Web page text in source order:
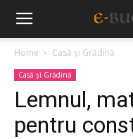
Home Casă și Grădină
Casă și Grădină
Lemnul,
pentru